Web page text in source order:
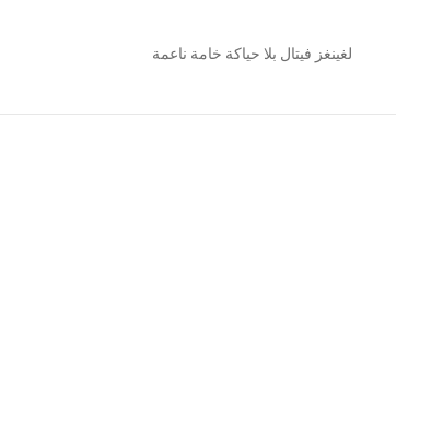
لغينغز فيتال بلا حياكة خامة ناعمة